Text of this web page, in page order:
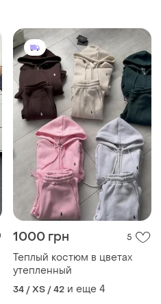
1000 грн 5
Теплый костюм в цветах
утепленный
34 / XS / 42 и еще 4